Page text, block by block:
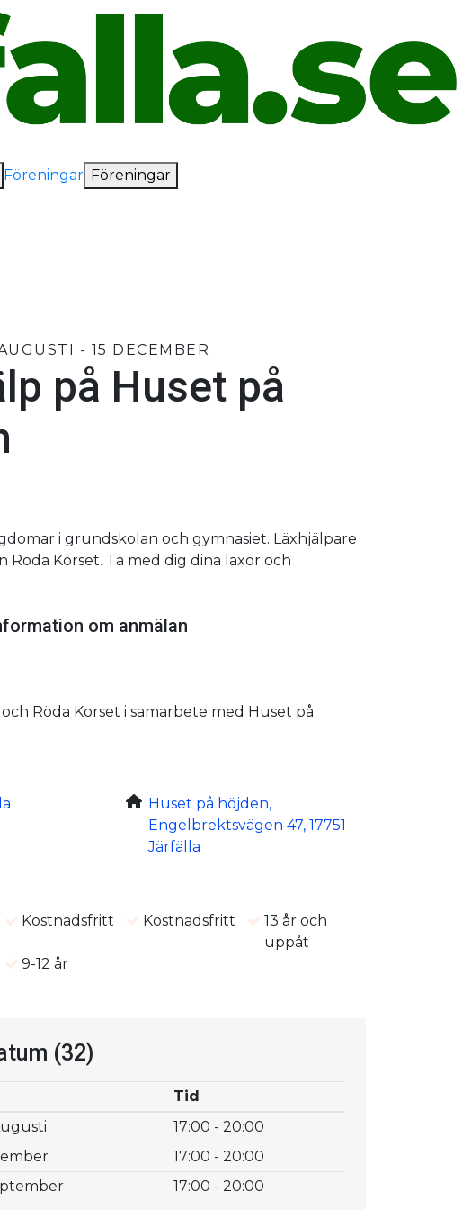
Föreningar Föreningar
- 15 DECEMBER
på Huset på
i grundskolan och gymnasiet. Läxhjälpare
Röda Korset. Ta med dig dina läxor och
om anmälan
och Röda Korset i samarbete med Huset på
Huset på höjden,
Engelbrektsvägen 47, 17751
Järfälla
Kostnadsfritt Kostnadsfritt
13 år och
uppåt
9-12 år
(32)
Tid
17:00 - 20:00
17:00 - 20:00
17:00 - 20:00